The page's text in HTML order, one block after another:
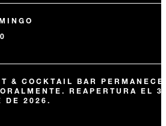
& COCKTAIL BAR PERMANECE
REAPERTURA EL 3
DE 2026.